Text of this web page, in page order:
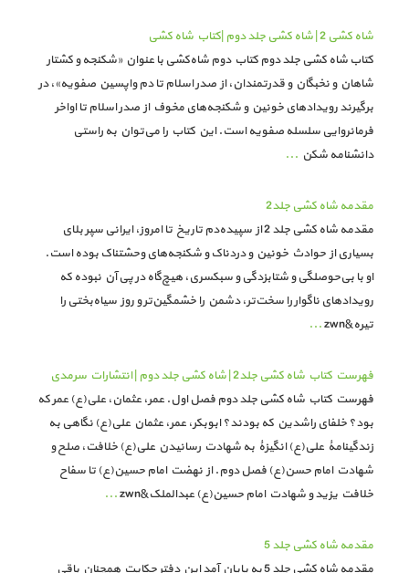
شاه کشی 2 | شاه کشی جلد دوم |کتاب شاه کشی
کتاب شاه کشی جلد دوم کتاب دوم شاه‌کشی با عنوان «شکنجه و کشتار
شاهان و نخبگان و قدرتمندان، از صدر اسلام تا دم واپسین صفویه»، در
برگیرند رویدادهای خونین و شکنجه‌های مخوف از صدر اسلام تا اواخر
فرمانروایی سلسله صفویه است. این کتاب را می‌توان به راستی
دانشنامه شکن ...
مقدمه شاه کشی جلد2
مقدمه شاه کشی جلد 2 از سپیده‌دم تاریخ تا امروز، ایرانی سپر بلای
بسیاری از حوادث خونین و دردناک و شکنجه‌های وحشتناک بوده است.
او با بی‌حوصلگی و شتابزدگی و سبکسری، هیچ‌گاه در پی آن نبوده که
رویدادهای ناگوار را سخت‌تر، دشمن را خشمگین‌تر و روز سیاه‌بختی را
تیره&zwn
...
فهرست کتاب شاه کشی جلد2 | شاه کشی جلد دوم | انتشارات سرمدی
فهرست کتاب شاه کشی جلد دوم فصل اول. عمر، عثمان، علی(ع) عمر که
بود؟ خلفای راشدین که بودند؟ ابوبکر، عمر، عثمان علی(ع) نگاهی به
زندگینامۀ علی(ع) انگیزۀ به شهادت رسانیدن علی(ع) خلافت، صلح و
شهادت امام حسن(ع) فصل دوم. از نهضت امام حسین(ع) تا سفاح
خلافت یزید و شهادت امام حسین(ع) عبدالملک&zwn
...
مقدمه شاه کشی جلد 5
مقدمه شاه کشی جلد 5 به پایان آمد این دفتر حکایت همچنان باقی